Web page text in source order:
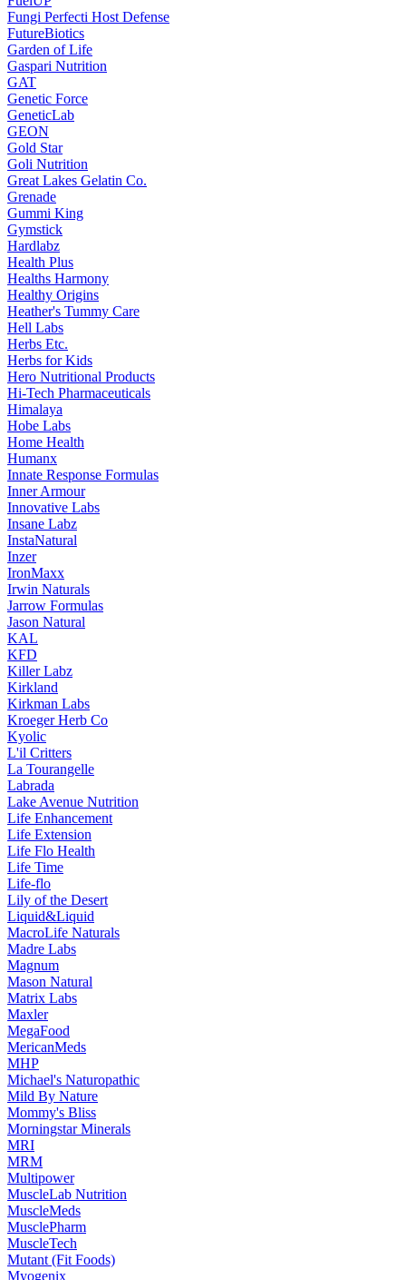
Fungi Perfecti Host Defense
FutureBiotics
Garden of Life
Gaspari Nutrition
GAT
Genetic Force
GeneticLab
GEON
Gold Star
Goli Nutrition
Great Lakes Gelatin Co.
Grenade
Gummi King
Gymstick
Hardlabz
Health Plus
Healths Harmony
Healthy Origins
Heather's Tummy Care
Hell Labs
Herbs Etc.
Herbs for Kids
Hero Nutritional Products
Hi-Tech Pharmaceuticals
Himalaya
Hobe Labs
Home Health
Humanx
Innate Response Formulas
Inner Armour
Innovative Labs
Insane Labz
InstaNatural
Inzer
IronMaxx
Irwin Naturals
Jarrow Formulas
Jason Natural
KAL
KFD
Killer Labz
Kirkland
Kirkman Labs
Kroeger Herb Co
Kyolic
L'il Critters
La Tourangelle
Labrada
Lake Avenue Nutrition
Life Enhancement
Life Extension
Life Flo Health
Life Time
Life-flo
Lily of the Desert
Liquid&Liquid
MacroLife Naturals
Madre Labs
Magnum
Mason Natural
Matrix Labs
Maxler
MegaFood
MericanMeds
MHP
Michael's Naturopathic
Mild By Nature
Mommy's Bliss
Morningstar Minerals
MRI
MRM
Multipower
MuscleLab Nutrition
MuscleMeds
MusclePharm
MuscleTech
Mutant (Fit Foods)
Myogenix